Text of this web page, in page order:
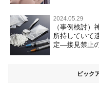
2024.05.29
（事例検討）
所持していて
定―接見禁止
ピック